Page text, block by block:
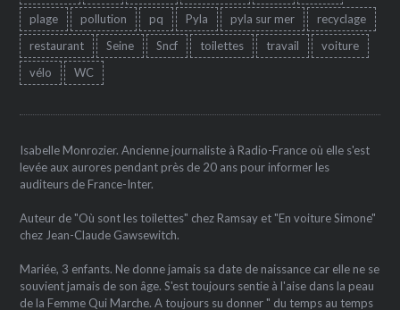
plage
pollution pq Pyla pyla sur mer
recyclage
restaurant
Seine Sncf toilettes travail
voiture
vélo
WC
Isabelle Monrozier. Ancienne journaliste à Radio-France où elle s'est
levée aux aurores pendant près de 20 ans pour informer les
auditeurs de France-Inter.
Auteur de "Où sont les toilettes" chez Ramsay et "En voiture Simone"
chez Jean-Claude Gawsewitch.
Mariée, 3 enfants. Ne donne jamais sa date de naissance car elle ne se
souvient jamais de son âge. S'est toujours sentie à l'aise dans la peau
de la Femme Qui Marche. A toujours su donner " du temps au temps